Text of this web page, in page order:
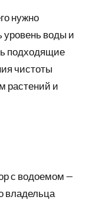
нужно
уровень воды и
подходящие
чистоты
растений и
с водоемом —
владельца